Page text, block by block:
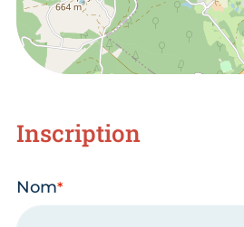
Inscription
Nom